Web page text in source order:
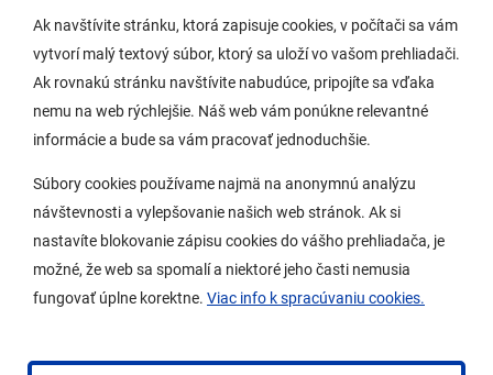
Ak navštívite stránku, ktorá zapisuje cookies, v počítači sa vám
vytvorí malý textový súbor, ktorý sa uloží vo vašom prehliadači.
Ak rovnakú stránku navštívite nabudúce, pripojíte sa vďaka
nemu na web rýchlejšie. Náš web vám ponúkne relevantné
informácie a bude sa vám pracovať jednoduchšie.
Súbory cookies používame najmä na anonymnú analýzu
návštevnosti a vylepšovanie našich web stránok. Ak si
nastavíte blokovanie zápisu cookies do vášho prehliadača, je
možné, že web sa spomalí a niektoré jeho časti nemusia
fungovať úplne korektne. Viac info k spracúvaniu cookies.
Potrebujem vybaviť
Samospráva
O Lamači
Mobilná aplikácia
Kontakty